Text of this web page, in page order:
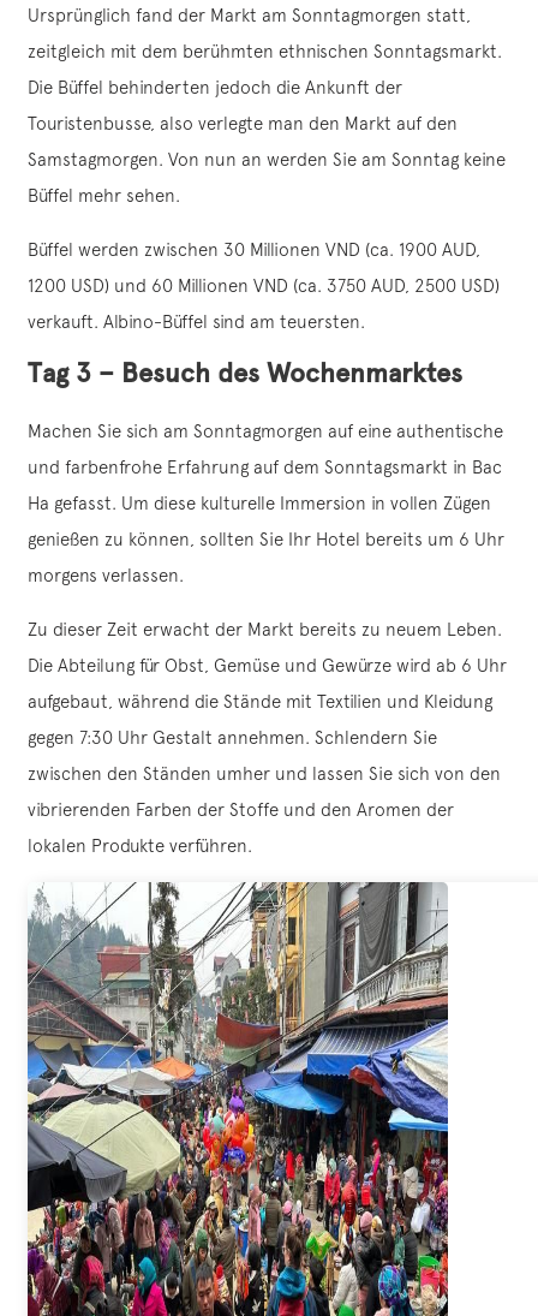
Ursprünglich fand der Markt am Sonntagmorgen statt,
zeitgleich mit dem berühmten ethnischen Sonntagsmarkt.
Die Büffel behinderten jedoch die Ankunft der
Touristenbusse, also verlegte man den Markt auf den
Samstagmorgen. Von nun an werden Sie am Sonntag keine
Büffel mehr sehen.
Büffel werden zwischen 30 Millionen VND (ca. 1900 AUD,
1200 USD) und 60 Millionen VND (ca. 3750 AUD, 2500 USD)
verkauft. Albino-Büffel sind am teuersten.
Tag 3 – Besuch des Wochenmarktes
Machen Sie sich am Sonntagmorgen auf eine authentische
und farbenfrohe Erfahrung auf dem Sonntagsmarkt in Bac
Ha gefasst. Um diese kulturelle Immersion in vollen Zügen
genießen zu können, sollten Sie Ihr Hotel bereits um 6 Uhr
morgens verlassen.
Zu dieser Zeit erwacht der Markt bereits zu neuem Leben.
Die Abteilung für Obst, Gemüse und Gewürze wird ab 6 Uhr
aufgebaut, während die Stände mit Textilien und Kleidung
gegen 7:30 Uhr Gestalt annehmen. Schlendern Sie
zwischen den Ständen umher und lassen Sie sich von den
vibrierenden Farben der Stoffe und den Aromen der
lokalen Produkte verführen.